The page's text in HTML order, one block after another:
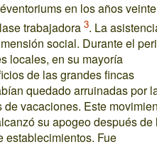
en los años
trabajadora 3. La
social. Durante el
locales, en su mayoría
de las grandes fincas
quedado arruinadas por
vacaciones. Este
su apogeo después de
establecimientos. Fue